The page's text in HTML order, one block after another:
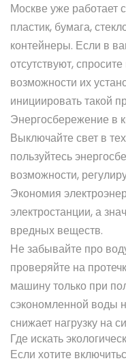
Москве уже работает
пластик, бумага,
контейнеры. Если в
отсутствуют,
возможности их
инициировать такой
Энергосбережение в
Выключайте свет в
пользуйтесь
возможности,
Экономия
электростанции, а
вредных веществ.
Не забывайте про
проверяйте на
машину только при
сэкономленной воды
снижает нагрузку на
Где искать
Если хотите